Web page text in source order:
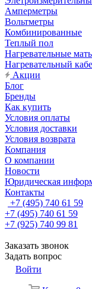
Амперметры
Вольтметры
Комбинированные
Теплый пол
Нагревательные
Нагревательный
Акции
Блог
Бренды
Как купить
Условия оплаты
Условия доставки
Условия возврата
Компания
О компании
Новости
Юридическая
Контакты
+7 (495) 740 61 59
+7 (495) 740 61 59
+7 (925) 740 99 81
Заказать звонок
Задать вопрос
Войти